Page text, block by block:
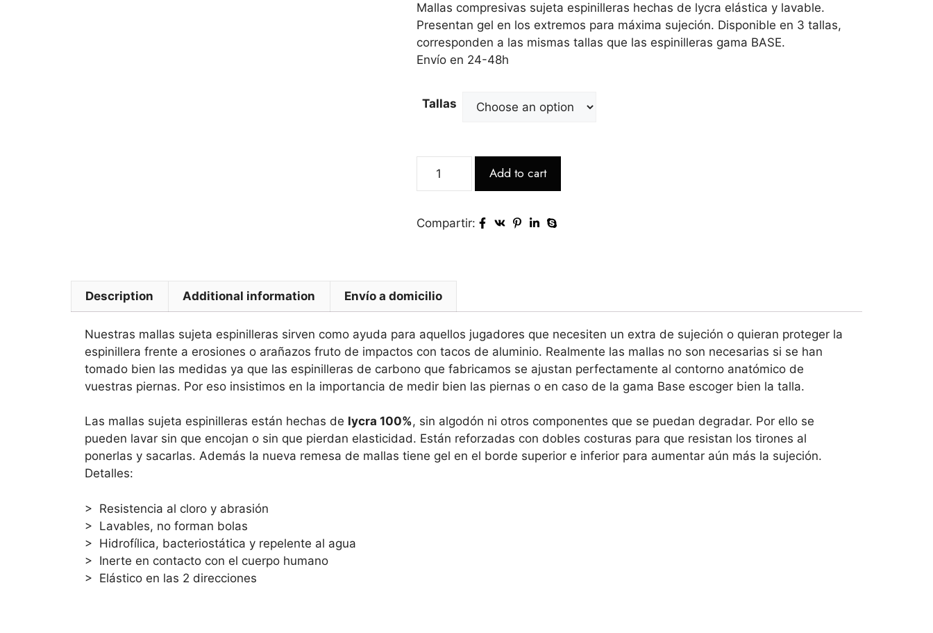
Mallas compresivas sujeta espinilleras hechas de lycra elástica y lavable.
Presentan gel en los extremos para máxima sujeción. Disponible en 3 tallas,
corresponden a las mismas tallas que las espinilleras gama BASE.
Envío en 24-48h
Tallas
Add to cart
Compartir:
Description Additional information Envío a domicilio
Nuestras mallas sujeta espinilleras sirven como ayuda para aquellos jugadores que necesiten un extra de sujeción o quieran proteger la
espinillera frente a erosiones o arañazos fruto de impactos con tacos de aluminio. Realmente las mallas no son necesarias si se han
tomado bien las medidas ya que las espinilleras de carbono que fabricamos se ajustan perfectamente al contorno anatómico de
vuestras piernas. Por eso insistimos en la importancia de medir bien las piernas o en caso de la gama Base escoger bien la talla.
Las mallas sujeta espinilleras están hechas de lycra 100%, sin algodón ni otros componentes que se puedan degradar. Por ello se
pueden lavar sin que encojan o sin que pierdan elasticidad. Están reforzadas con dobles costuras para que resistan los tirones al
ponerlas y sacarlas. Además la nueva remesa de mallas tiene gel en el borde superior e inferior para aumentar aún más la sujeción.
Detalles:
> Resistencia al cloro y abrasión
> Lavables, no forman bolas
> Hidrofílica, bacteriostática y repelente al agua
> Inerte en contacto con el cuerpo humano
> Elástico en las 2 direcciones